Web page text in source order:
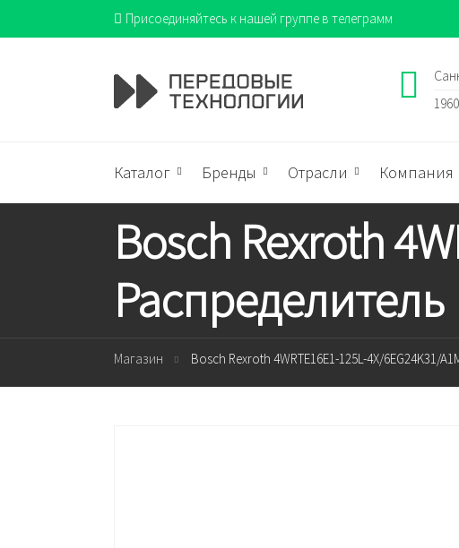
Присоединяйтесь к нашей группе в телеграмм
Каталог Бренды Отрасли Компания
Bosch Rexroth
Распределитель
Магазин Bosch Rexroth 4WRTE16E1-125L-4X/6EG24K31/